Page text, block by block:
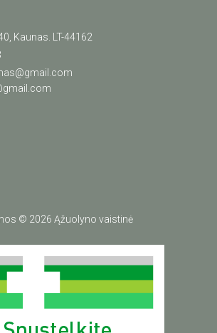
Kaunas. LT-44162
© 2026 Ąžuolyno vaistinė